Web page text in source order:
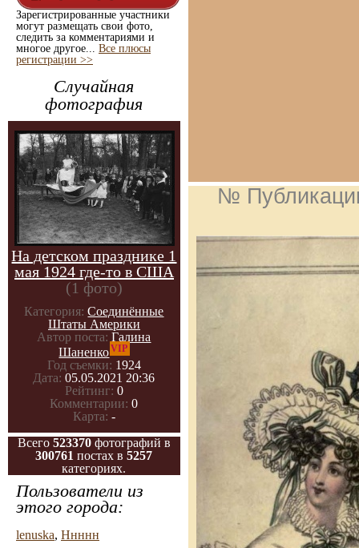
Зарегистрированные участники
могут размещать свои фото,
следить за комментариями и
многое другое... Все плюсы
регистрации >>
Случайная
фотография
На детском празднике 1
мая 1924 где-то в США
(1 фото)
Категория: Соединённые
Штаты Америки
Автор поста: Галина
ШаненкоVIP
Год съемки: 1924
Дата: 05.05.2021 20:36
Рейтинг: 0
Комментарии: 0
Карта: -
Всего 523370 фотографий в
300761 постах в5257
категориях.
Пользователи из
этого города:
lenuska, Ннннн
№